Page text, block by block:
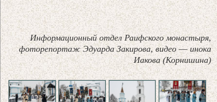
Информационный отдел Раифского монастыря,
фоторепортаж Эдуарда Закирова, видео—инока
Иакова (Корнишина)